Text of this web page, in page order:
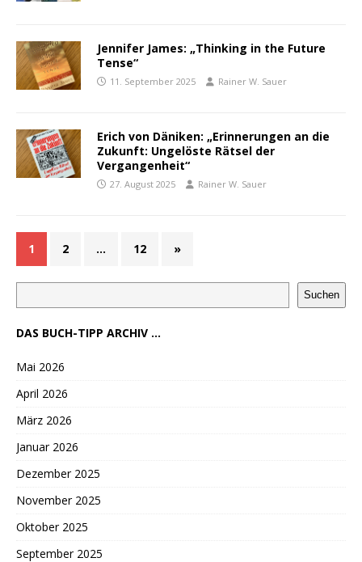
Jennifer James: „Thinking in the Future
Tense“
11. September 2025 Rainer W. Sauer
Erich von Däniken: „Erinnerungen an die
Zukunft: Ungelöste Rätsel der
Vergangenheit“
27. August 2025 Rainer W. Sauer
1 2 … 12 »
Suchen
DAS BUCH-TIPP ARCHIV ...
Mai 2026
April 2026
März 2026
Januar 2026
Dezember 2025
November 2025
Oktober 2025
September 2025